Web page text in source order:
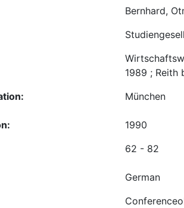
Bernhard,
1989 ; Reith
München
1990
62 - 82
German